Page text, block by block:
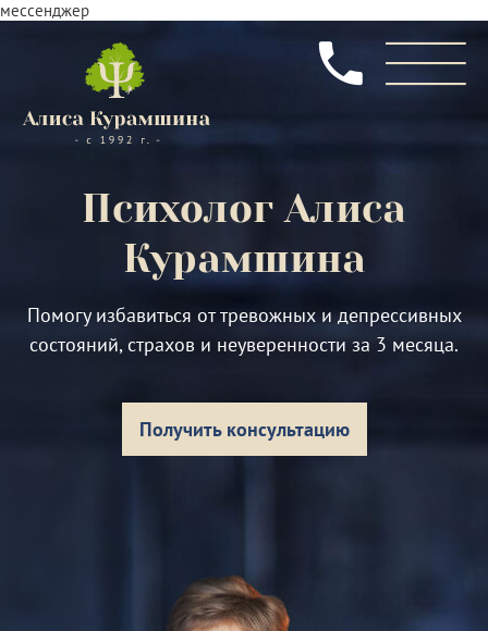
мессенджер
ПсихологАлиса
Курамшина
Помогу избавиться от тревожных и депрессивных
состояний, страхов и неуверенности за 3 месяца.
Получить консультацию